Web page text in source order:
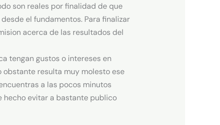
son reales por finalidad de que
el fundamentos. Para finalizar
acerca de las resultados del
tengan gustos o intereses en
resulta muy molesto ese
a las pocos minutos
hecho evitar a bastante publico